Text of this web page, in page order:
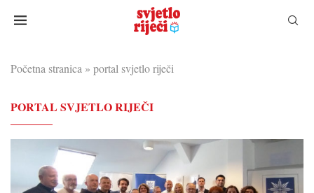
Početna stranica » portal svjetlo riječi
PORTAL SVJETLO RIJEČI